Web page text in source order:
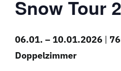
Snow Tour
06.01. – 10.01.2026 |
Doppelzimmer